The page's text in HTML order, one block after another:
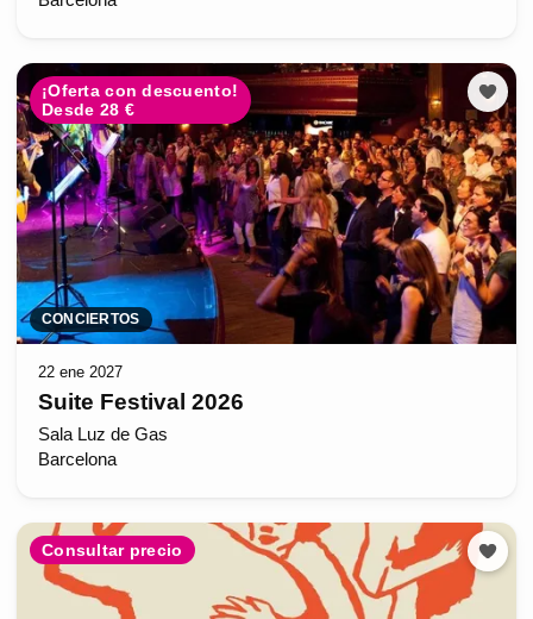
¡Oferta con descuento!
Desde 28 €
CONCIERTOS
22 ene 2027
Suite Festival 2026
Sala Luz de Gas
Barcelona
Consultar precio